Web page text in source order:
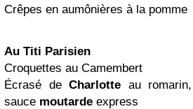
Crêpes en aumônières à la pomme
Au Titi Parisien
Croquettes au Camembert
Écrasé de Charlotte au romarin,
sauce moutarde express